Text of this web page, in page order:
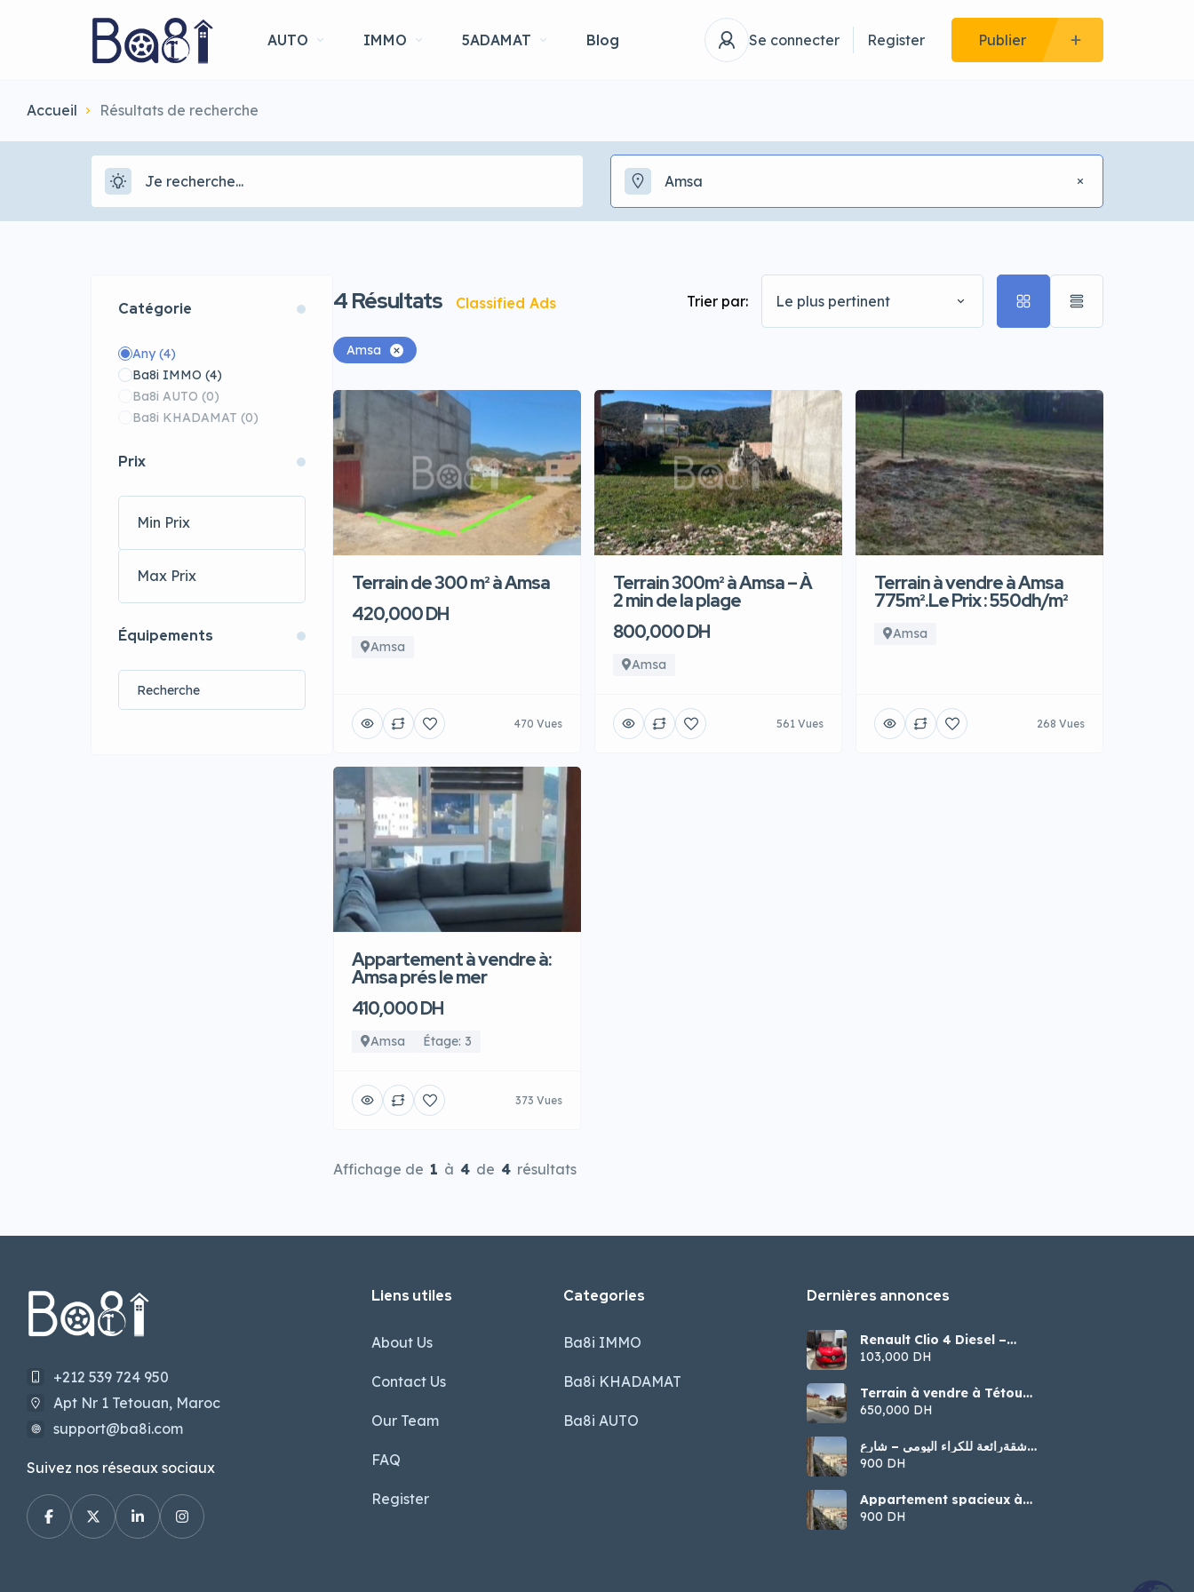
AUTO IMMO 5ADAMAT Blog Se connecter Register Publier
Accueil Résultats de recherche
Amsa
Catégorie
Any(4)
Ba8i IMMO (4)
Ba8i AUTO (0)
Ba8i KHADAMAT (0)
Prix
Équipements
4Résultats Classified Ads Trier par: Le plus pertinent
Amsa
Terrain de 300 m² à Amsa
420,000 DH
Amsa
470 Vues
Terrain 300m² à Amsa – À
2 min de la plage
800,000 DH
Amsa
561 Vues
Terrain à vendre à Amsa
775m².Le Prix : 550dh/m²
Amsa
268 Vues
Appartement à vendre à:
Amsa prés le mer
410,000 DH
Amsa Étage: 3
373 Vues
Affichage de 1 à 4 de 4 résultats
+212 539 724 950
Apt Nr 1 Tetouan, Maroc
support@ba8i.com
Suivez nos réseaux sociaux
Liens utiles
About Us
Contact Us
Our Team
FAQ
Register
Categories
Ba8i IMMO
Ba8i KHADAMAT
Ba8i AUTO
Dernières annonces
Renault Clio 4 Diesel –
Modèle 2016
103,000 DH
Terrain à vendre à Tétouan
– Malalienne
650,000 DH
شقةرائعة للكراء اليومي – شارع
الجيش الملكي، تطوان
900 DH
Appartement spacieux à
louer par jour – Tétouan
(Jaych Malaki)
900 DH